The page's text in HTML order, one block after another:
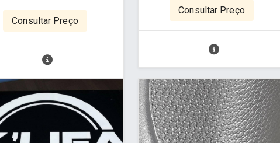
Consultar Preço
Consultar Preço